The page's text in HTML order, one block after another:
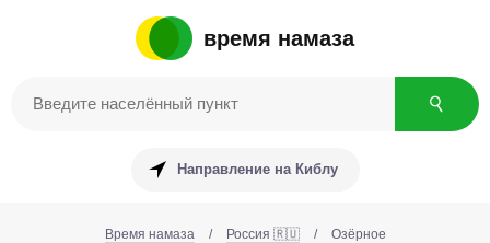
время намаза
Направление на Киблу
Время намаза / Россия 🇷🇺 / Озёрное